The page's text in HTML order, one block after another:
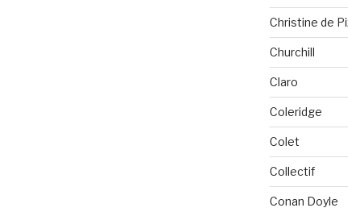
Christine de
Churchill
Claro
Coleridge
Colet
Collectif
Conan Doyle